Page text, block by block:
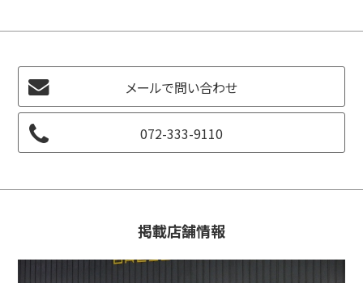
メールで問い合わせ
072-333-9110
掲載店舗情報